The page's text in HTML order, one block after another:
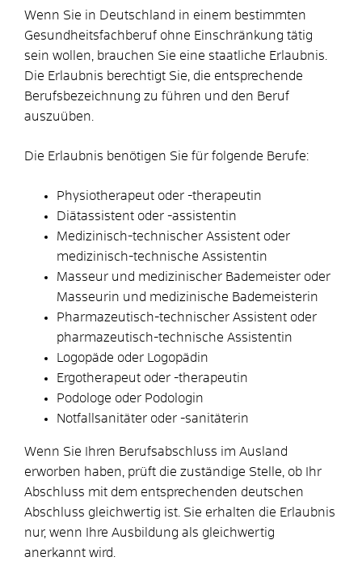
Wenn Sie in Deutschland in einem bestimmten
Gesundheitsfachberuf ohne Einschränkung tätig
sein wollen, brauchen Sie eine staatliche Erlaubnis.
Die Erlaubnis berechtigt Sie, die entsprechende
Berufsbezeichnung zu führen und den Beruf
auszuüben.
Die Erlaubnis benötigen Sie für folgende Berufe:
Physiotherapeut oder -therapeutin
Diätassistent oder -assistentin
Medizinisch-technischer Assistent oder
medizinisch-technische Assistentin
Masseur und medizinischer Bademeister oder
Masseurin und medizinische Bademeisterin
Pharmazeutisch-technischer Assistent oder
pharmazeutisch-technische Assistentin
Logopäde oder Logopädin
Ergotherapeut oder -therapeutin
Podologe oder Podologin
Notfallsanitäter oder -sanitäterin
Wenn Sie Ihren Berufsabschluss im Ausland
erworben haben, prüft die zuständige Stelle, ob Ihr
Abschluss mit dem entsprechenden deutschen
Abschluss gleichwertig ist. Sie erhalten die Erlaubnis
nur, wenn Ihre Ausbildung als gleichwertig
anerkannt wird.